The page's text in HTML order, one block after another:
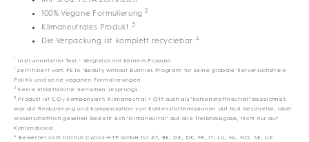
100% Vegane Formulierung 2
Klimaneutrales Produkt3
Die Verpackung ist komplett recyclebar 4
* instrumenteller Test - Vergleich mit keinem Produkt
1 zertifiziert vom PETA 'Beauty without Bunnies Program' für seine globale Tierversuchsfreie
Politik und seine veganen Formulierungen
2 Keine Inhaltsstoffe tierischen Ursprungs
3Produkt ist CO2-kompensiert; Klimaneutral = Oft auch als "kohlenstoffneutral" bezeichnet,
was die Reduzierung und Kompensation von Kohlenstoffemissionen auf Null beschreibt, aber
wissenschaftlich gesehen bezieht sich "klimaneutral" auf alle Treibhausgase, nicht nur auf
Kohlendioxid
4 Bewertet vom Institut Cyclos-HTP GmbH für AT, BE, DE, DK, FR, IT, LU, NL, NO, SE, UK